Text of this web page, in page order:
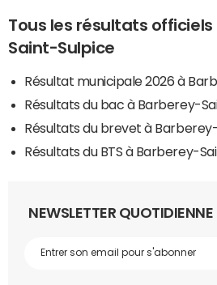
Tous les résultats
Saint-Sulpice
Résultat municipale 2026 à
Résultats du bac à Barberey-
Résultats du brevet à
Résultats du BTS à Barberey-
NEWSLETTER QUOTIDIENNE